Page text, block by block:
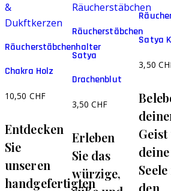
&
Dukftkerzen
Räucherstäbchenhalter
Chakra Holz
10,50 CHF
Entdecken
Sie
unseren
handgefertigten
Räucherstäbchen
Räucherstäbchen
Satya
Drachenblut
3,50CHF
Erleben
Sie das
würzige,
Satya
3,50
Geist
deine
den